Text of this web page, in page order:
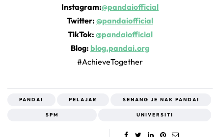
Instagram:@pandaiofficial
Twitter: @pandaiofficial
TikTok: @pandaiofficial
Blog: blog.pandai.org
#AchieveTogether
PANDAI PELAJAR SENANG JE NAK PANDAI
SPM UNIVERSITI